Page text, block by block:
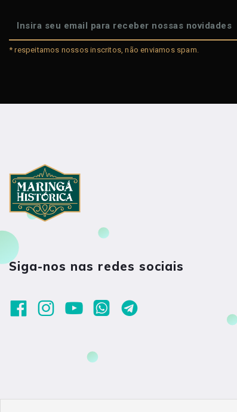
* respeitamos nossos inscritos, não enviamos spam.
Siga-nos nas redes sociais